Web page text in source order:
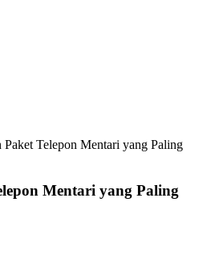
Paket Telepon Mentari yang Paling
Mentari yang Paling